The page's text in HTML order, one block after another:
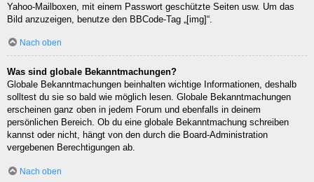
Yahoo-Mailboxen, mit einem Passwort geschützte Seiten usw. Um das
Bild anzuzeigen, benutze den BBCode-Tag „[img]“.
Nach oben
Was sind globale Bekanntmachungen?
Globale Bekanntmachungen beinhalten wichtige Informationen, deshalb
solltest du sie so bald wie möglich lesen. Globale Bekanntmachungen
erscheinen ganz oben in jedem Forum und ebenfalls in deinem
persönlichen Bereich. Ob du eine globale Bekanntmachung schreiben
kannst oder nicht, hängt von den durch die Board-Administration
vergebenen Berechtigungen ab.
Nach oben